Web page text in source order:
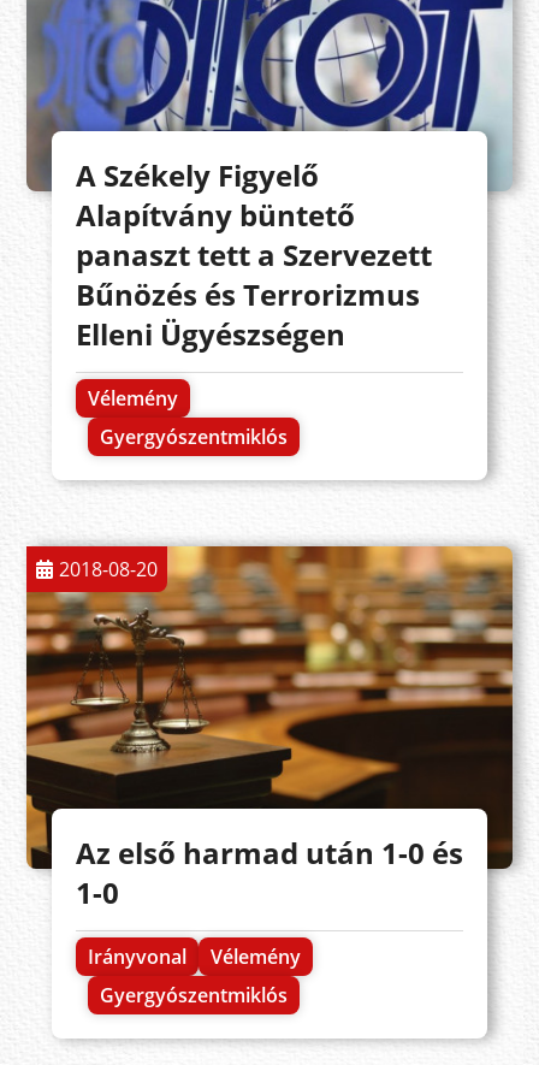
A Székely Figyelő
Alapítvány büntető
panaszt tett a Szervezett
Bűnözés és Terrorizmus
Elleni Ügyészségen
Vélemény
Gyergyószentmiklós
2018-08-20
Az első harmad után 1-0 és
1-0
Irányvonal
Vélemény
Gyergyószentmiklós